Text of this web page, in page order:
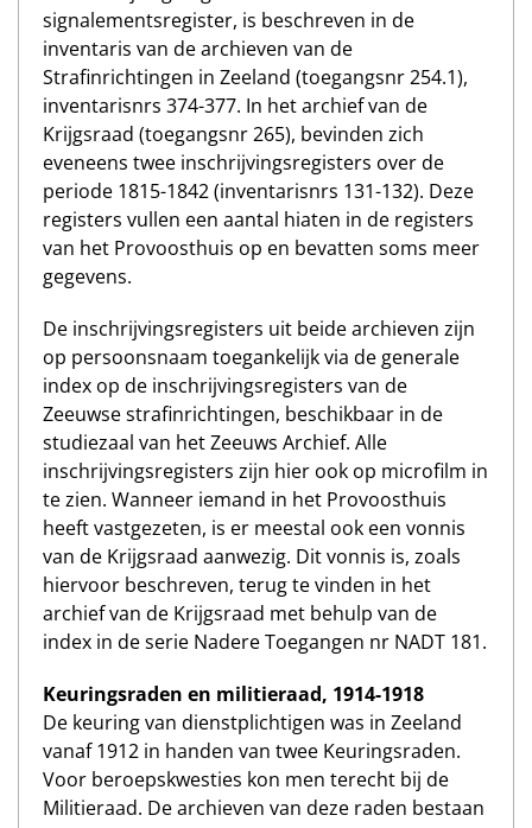
signalementsregister, is beschreven in de
inventaris van de archieven van de
Strafinrichtingen in Zeeland (toegangsnr 254.1),
inventarisnrs 374-377. In het archief van de
Krijgsraad (toegangsnr 265), bevinden zich
eveneens twee inschrijvingsregisters over de
periode 1815-1842 (inventarisnrs 131-132). Deze
registers vullen een aantal hiaten in de registers
van het Provoosthuis op en bevatten soms meer
gegevens.
De inschrijvingsregisters uit beide archieven zijn
op persoonsnaam toegankelijk via de generale
index op de inschrijvingsregisters van de
Zeeuwse strafinrichtingen, beschikbaar in de
studiezaal van het Zeeuws Archief. Alle
inschrijvingsregisters zijn hier ook op microfilm in
te zien. Wanneer iemand in het Provoosthuis
heeft vastgezeten, is er meestal ook een vonnis
van de Krijgsraad aanwezig. Dit vonnis is, zoals
hiervoor beschreven, terug te vinden in het
archief van de Krijgsraad met behulp van de
index in de serie Nadere Toegangen nr NADT 181.
Keuringsraden en militieraad, 1914-1918
De keuring van dienstplichtigen was in Zeeland
vanaf 1912 in handen van twee Keuringsraden.
Voor beroepskwesties kon men terecht bij de
Militieraad. De archieven van deze raden bestaan